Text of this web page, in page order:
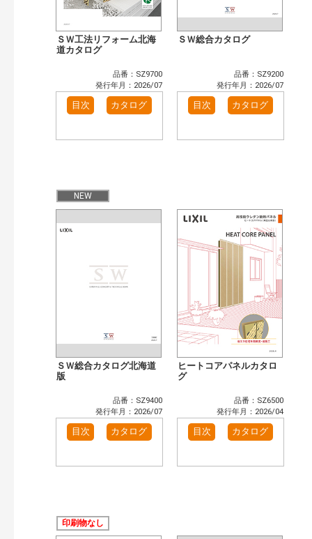
ＳＷ工法リフォーム北海
道カタログ
品番：SZ9700
発行年月：2026/07
目次 カタログ
ＳＷ総合カタログ
品番：SZ9200
発行年月：2026/07
目次 カタログ
NEW
ＳＷ総合カタログ北海道
版
品番：SZ9400
発行年月：2026/07
目次 カタログ
ヒートコアパネルカタロ
グ
品番：SZ6500
発行年月：2026/04
目次 カタログ
印刷物なし